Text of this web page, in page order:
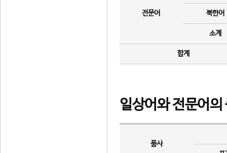
전문어 북한어
소계
합계
일상어와 전문어의
품사